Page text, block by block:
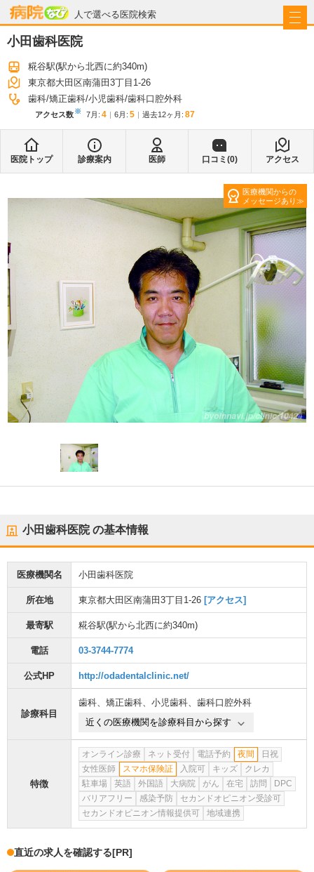
人で選べる医院検索
病院なび
小田歯科医院
糀谷駅(駅から北西に約340m)
東京都大田区南蒲田3丁目1-26
歯科 矯正歯科 小児歯科 歯科口腔外科
アクセス数※ 7月 : 4 6月 : 5 過去12ヶ月: 87
医院トップ 診療案内 医師 口コミ(0) アクセス
医療機関からの
メッセージあり
小田歯科医院の基本情報
医療機関名 小田歯科医院
所在地 東京都大田区南蒲田3丁目1-26 [アクセス]
最寄駅 糀谷駅(駅から北西に約340m)
電話 03-3744-7774
公式HP http://odadentalclinic.net/
診療科目
歯科、 矯正歯科、 小児歯科、 歯科口腔外科
近くの医療機関を診療科目から探す
特徴
オンライン診療 ネット受付 電話予約 夜間
日祝
女性医師
スマホ保険証 入院可 キッズ
クレカ
駐車場
英語 外国語 大病院 がん 在宅 訪問
DPC
バリアフリー
感染予防
セカンドオピニオン受診可
セカンドオピニオン情報提供可
地域連携
直近の求人を確認する[PR]